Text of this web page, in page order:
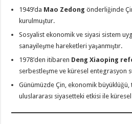
1949’da Mao Zedong önderliğinde
kurulmuştur.
Sosyalist ekonomik ve siyasi sistem
sanayileşme hareketleri yaşanmıştır.
1978’den itibaren Deng Xiaoping
serbestleşme ve küresel entegrasyon
Günümüzde Çin, ekonomik
uluslararası siyasetteki etkisi ile